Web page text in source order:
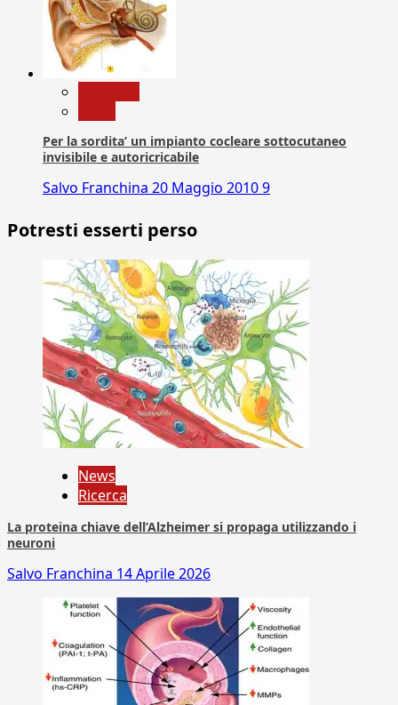
Per la sordita’ un impianto cocleare sottocutaneo
invisibile e autoricricabile
Salvo Franchina 20 Maggio 20109
Potresti esserti perso
News
Ricerca
La proteina chiave dell’Alzheimer si propaga utilizzando i
neuroni
Salvo Franchina 14 Aprile 2026